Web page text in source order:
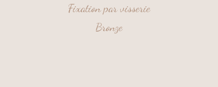
Fixation par visserie
Bronze